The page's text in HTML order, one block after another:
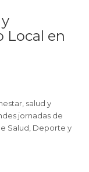
Local en
salud y
jornadas de
Salud, Deporte y